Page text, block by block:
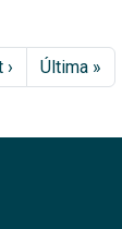
Pàgina següent
Última »